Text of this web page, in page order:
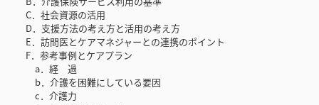
C．社会資源の活用
D．支援方法の考え方と活用の考え方
E．訪問医とケアマネジャーとの連携のポイント
F．参考事例とケアプラン
a．経 過
b．介護を困難にしている要因
c．介護力